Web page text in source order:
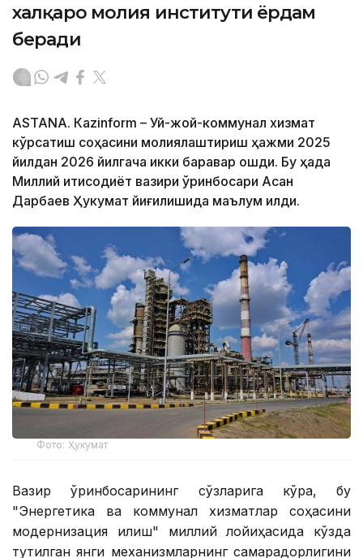
халқаро молия институти ёрдам
беради
ASTANА. Кazinform – Уй-жой-коммунал хизмат
кўрсатиш соҳасини молиялаштириш ҳажми 2025
йилдан 2026 йилгача икки баравар ошди. Бу ҳақда
Миллий иқтисодиёт вазири ўринбосари Асан
Дарбаев Ҳукумат йиғилишида маълум қилди.
Фото: Ҳукумат
Вазир ўринбосарининг сўзларига кўра, бу
"Энергетика ва коммунал хизматлар соҳасини
модернизация қилиш" миллий лойиҳасида кўзда
тутилган янги механизмларнинг самарадорлигини